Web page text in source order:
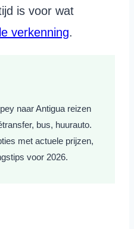
is voor wat
verkenning.
naar Antigua reizen
bus, huurauto.
met actuele prijzen,
voor 2026.